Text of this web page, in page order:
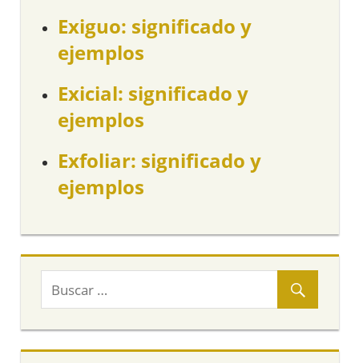
Exiguo: significado y
ejemplos
Exicial: significado y
ejemplos
Exfoliar: significado y
ejemplos